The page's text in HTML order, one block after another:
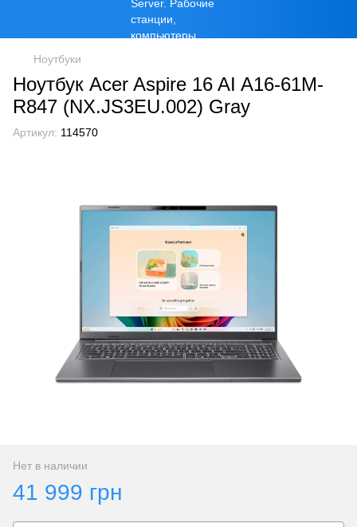
Ноутбуки
Ноутбук Acer Aspire 16 AI A16-61M-
R847 (NX.JS3EU.002) Gray
Артикул: 114570
Нет в наличии
41 999 грн